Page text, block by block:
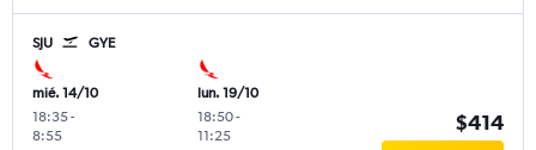
SJU GYE
mié. 14/10
18:35-
8:55
lun. 19/10
18:50-
11:25
$414